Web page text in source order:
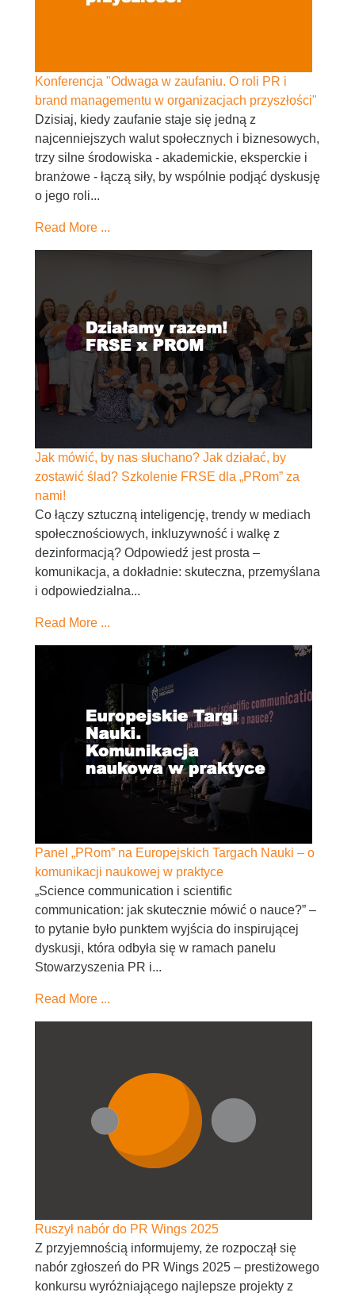
Konferencja "Odwaga w zaufaniu. O roli PR i
brand managementu w organizacjach przyszłości"
Dzisiaj, kiedy zaufanie staje się jedną z
najcenniejszych walut społecznych i biznesowych,
trzy silne środowiska - akademickie, eksperckie i
branżowe - łączą siły, by wspólnie podjąć dyskusję
o jego roli...
Read More ...
Jak mówić, by nas słuchano? Jak działać, by
zostawić ślad? Szkolenie FRSE dla „PRom” za
nami!
Co łączy sztuczną inteligencję, trendy w mediach
społecznościowych, inkluzywność i walkę z
dezinformacją? Odpowiedź jest prosta –
komunikacja, a dokładnie: skuteczna, przemyślana
i odpowiedzialna...
Read More ...
Panel „PRom” na Europejskich Targach Nauki – o
komunikacji naukowej w praktyce
„Science communication i scientific
communication: jak skutecznie mówić o nauce?” –
to pytanie było punktem wyjścia do inspirującej
dyskusji, która odbyła się w ramach panelu
Stowarzyszenia PR i...
Read More ...
Ruszył nabór do PR Wings 2025
Z przyjemnością informujemy, że rozpoczął się
nabór zgłoszeń do PR Wings 2025 – prestiżowego
konkursu wyróżniającego najlepsze projekty z